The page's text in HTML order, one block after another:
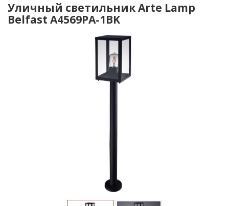
Уличный светильник Arte Lamp
Belfast A4569PA-1BK